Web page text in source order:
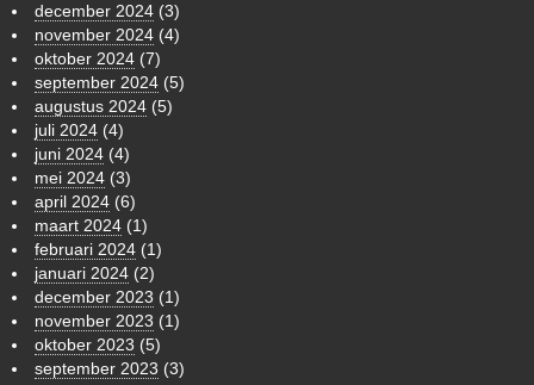
december 2024 (3)
november 2024 (4)
oktober 2024 (7)
september 2024 (5)
augustus 2024 (5)
juli 2024 (4)
juni 2024 (4)
mei 2024 (3)
april 2024 (6)
maart 2024 (1)
februari 2024 (1)
januari 2024 (2)
december 2023 (1)
november 2023 (1)
oktober 2023 (5)
september 2023 (3)